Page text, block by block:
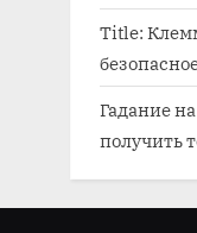
Title:
Гадание
получить